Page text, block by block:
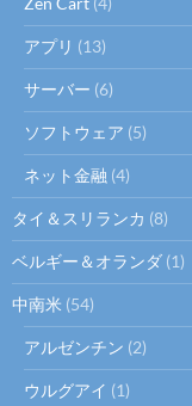
アプリ (13)
サーバー (6)
ソフトウェア (5)
ネット金融 (4)
タイ＆スリランカ (8)
ベルギー＆オランダ (1)
中南米 (54)
アルゼンチン (2)
ウルグアイ (1)